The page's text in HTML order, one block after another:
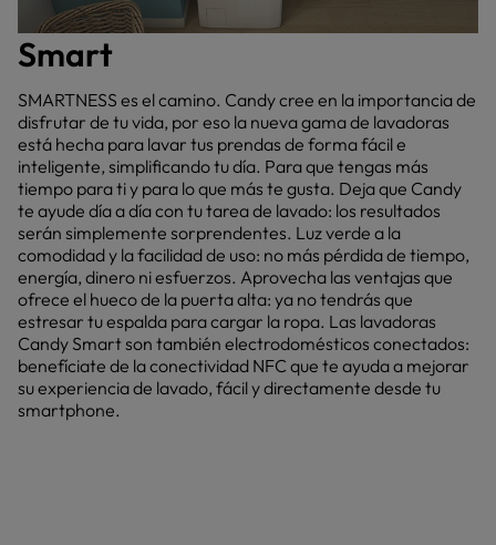
Smart
SMARTNESS es el camino. Candy cree en la importancia de
disfrutar de tu vida, por eso la nueva gama de lavadoras
está hecha para lavar tus prendas de forma fácil e
inteligente, simplificando tu día. Para que tengas más
tiempo para ti y para lo que más te gusta. Deja que Candy
te ayude día a día con tu tarea de lavado: los resultados
serán simplemente sorprendentes. Luz verde a la
comodidad y la facilidad de uso: no más pérdida de tiempo,
energía, dinero ni esfuerzos. Aprovecha las ventajas que
ofrece el hueco de la puerta alta: ya no tendrás que
estresar tu espalda para cargar la ropa. Las lavadoras
Candy Smart son también electrodomésticos conectados:
benefíciate de la conectividad NFC que te ayuda a mejorar
su experiencia de lavado, fácil y directamente desde tu
smartphone.